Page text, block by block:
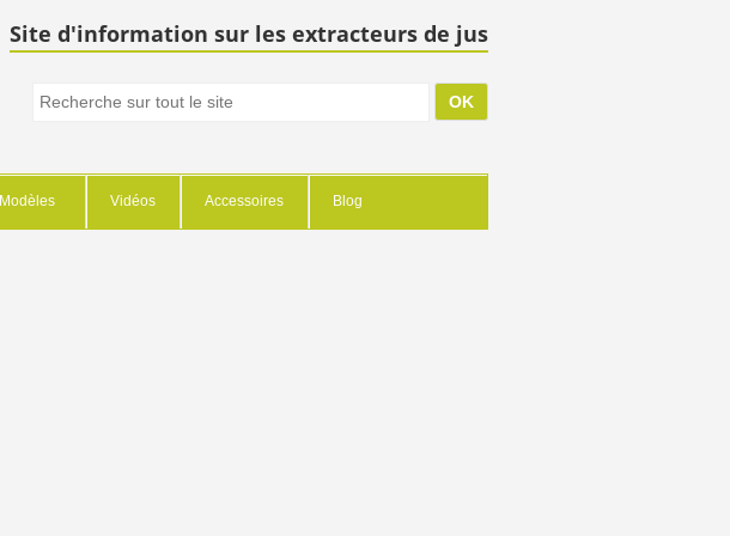
Site d'information sur les extracteurs de jus
Modèles Vidéos Accessoires Blog